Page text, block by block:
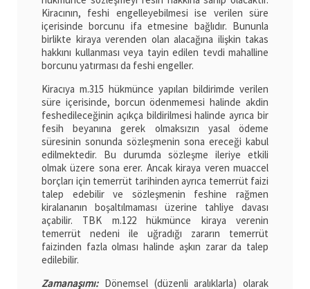
Kiracının, feshi engelleyebilmesi ise verilen süre
içerisinde borcunu ifa etmesine bağlıdır. Bununla
birlikte kiraya verenden olan alacağına ilişkin takas
hakkını kullanması veya tayin edilen tevdi mahalline
borcunu yatırması da feshi engeller.
Kiracıya m.315 hükmünce yapılan bildirimde verilen
süre içerisinde, borcun ödenmemesi halinde akdin
feshedileceğinin açıkça bildirilmesi halinde ayrıca bir
fesih beyanına gerek olmaksızın yasal ödeme
süresinin sonunda sözleşmenin sona ereceği kabul
edilmektedir. Bu durumda sözleşme ileriye etkili
olmak üzere sona erer. Ancak kiraya veren muaccel
borçları için temerrüt tarihinden ayrıca temerrüt faizi
talep edebilir ve sözleşmenin feshine rağmen
kiralananın boşaltılmaması üzerine tahliye davası
açabilir. TBK m.122 hükmünce kiraya verenin
temerrüt nedeni ile uğradığı zararın temerrüt
faizinden fazla olması halinde aşkın zarar da talep
edilebilir.
Zamanaşımı:Dönemsel (düzenli aralıklarla) olarak